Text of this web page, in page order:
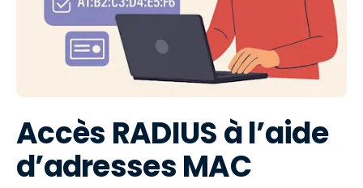
Accès RADIUS à l’aide
d’adresses MAC